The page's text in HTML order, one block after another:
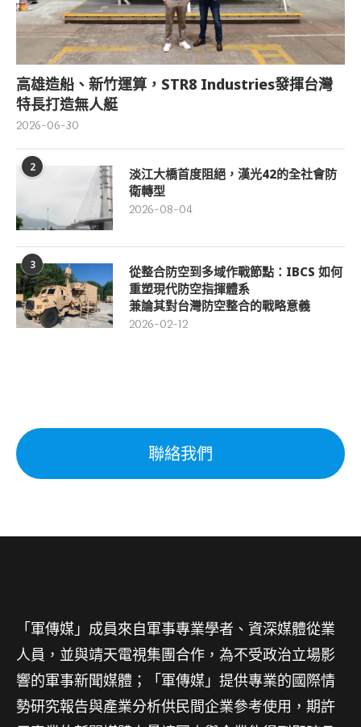
高雄造船、新竹運算，STR8 Industries發揮台灣
特長打造無人艇
2026-06-30
2
淡江大橋首度阻絕，漢光42的全社會防
衛轉型
2026-08-04
3
從整合防空到多域作戰節點：IBCS 如何
重塑現代防空指揮體系
兼論其對台灣防空整合的戰略意義
2026-02-12
聯絡我們
「軍傳媒」成員來自軍事專業學者、資深媒體從業
人員，並與靖天電視集團合作，為不受政治立場影
響的軍事新聞媒體；「軍傳媒」提供專業的國際情
勢研究報告與產業分析供民間企業參考使用，期許